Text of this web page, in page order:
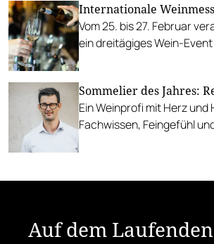
Denkanstöße.
Internationale
Vom 25. bis 27. Februar
ein dreitägiges Wein-
Sommelier des Jahres:
Ein Weinprofi mit Herz und
Fachwissen, Feingefühl
Auf dem Laufenden